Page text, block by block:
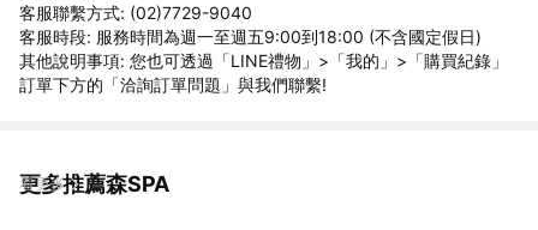
客服聯繫方式: (02)7729-9040
客服時段: 服務時間為週一至週五9:00到18:00 (不含國定假日)
其他說明事項: 您也可透過「LINE禮物」>「我的」>「購買紀錄」
訂單下方的「洽詢訂單問題」與我們聯繫!
更多推薦森SPA
看更多